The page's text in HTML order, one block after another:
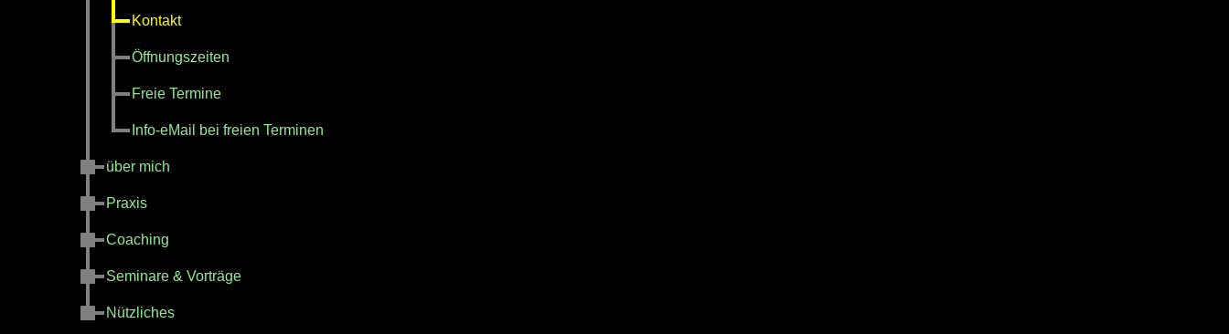
Kontakt
Öffnungszeiten
Freie Termine
Info-eMail bei freien Terminen
über mich
Praxis
Coaching
Seminare & Vorträge
Nützliches